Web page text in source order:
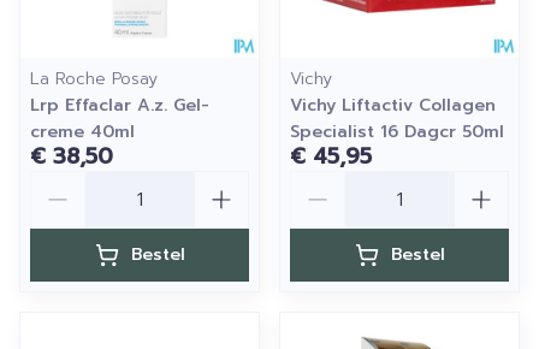
La Roche Posay
Lrp Effaclar A.z. Gel-
creme 40ml
€ 38,50
Bestel
Vichy
Vichy Liftactiv Collagen
Specialist 16 Dagcr 50ml
€ 45,95
Bestel